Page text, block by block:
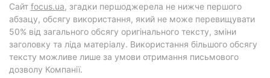
Cайт focus.ua, згадки першоджерела не нижче першого
абзацу, обсягу використання, який не може перевищувати
50% від загального обсягу оригінального тексту, зміни
заголовку та ліда матеріалу. Використання більшого обсягу
тексту можливе лише за умови отримання письмового
дозволу Компанії.